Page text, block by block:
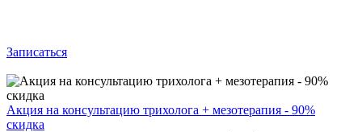
Записаться
Акция на консультацию трихолога + мезотерапия - 90%
скидка